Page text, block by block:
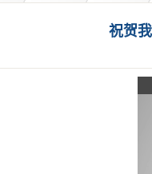
祝贺